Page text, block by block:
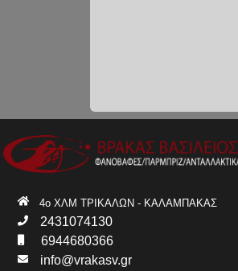
4ο ΧΛΜ ΤΡΙΚΑΛΩΝ - ΚΑΛΑΜΠΑΚΑΣ
2431074130
6944680366
info@vrakasv.gr